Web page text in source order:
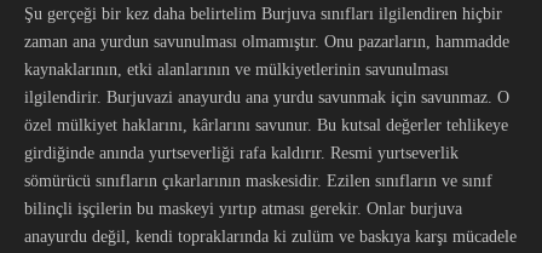
Şu gerçeği bir kez daha belirtelim Burjuva sınıfları ilgilendiren hiçbir
zaman ana yurdun savunulması olmamıştır. Onu pazarların, hammadde
kaynaklarının, etki alanlarının ve mülkiyetlerinin savunulması
ilgilendirir. Burjuvazi anayurdu ana yurdu savunmak için savunmaz. O
özel mülkiyet haklarını, kârlarını savunur. Bu kutsal değerler tehlikeye
girdiğinde anında yurtseverliği rafa kaldırır. Resmi yurtseverlik
sömürücü sınıfların çıkarlarının maskesidir. Ezilen sınıfların ve sınıf
bilinçli işçilerin bu maskeyi yırtıp atması gerekir. Onlar burjuva
anayurdu değil, kendi topraklarında ki zulüm ve baskıya karşı mücadele